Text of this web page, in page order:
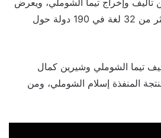
المسلسل مترجما إلى أكثر من 32 لغة في 190 دولة حول
تيما الشوملي وشيرين كمال
المنفذة إسلام الشوملي، ومن